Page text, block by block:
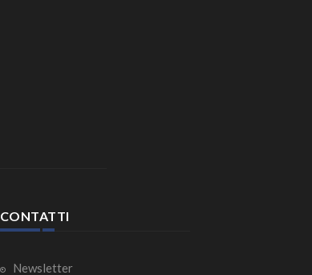
CONTATTI
Newsletter